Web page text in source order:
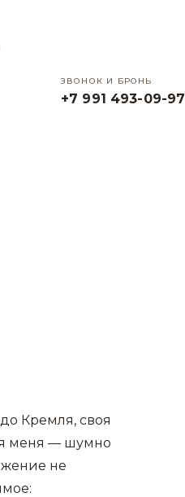
ЗВОНОК И БРОНЬ
+7 991 493-09-97
Кремля, своя
меня — шумно
не